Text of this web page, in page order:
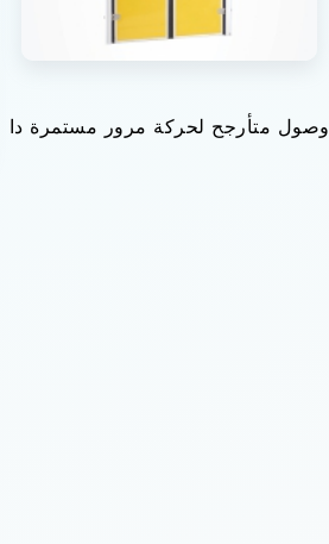
وصول متأرجح لحركة مرور مستمرة دا